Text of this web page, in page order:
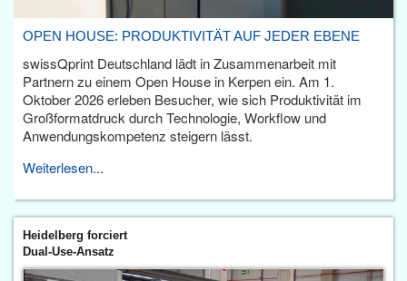
OPEN HOUSE: PRODUKTIVITÄT AUF JEDER EBENE
swissQprint Deutschland lädt in Zusammenarbeit mit
Partnern zu einem Open House in Kerpen ein. Am 1.
Oktober 2026 erleben Besucher, wie sich Produktivität im
Großformatdruck durch Technologie, Workflow und
Anwendungskompetenz steigern lässt.
Weiterlesen...
Heidelberg forciert
Dual-Use-Ansatz